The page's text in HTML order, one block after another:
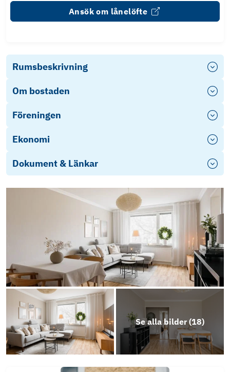
Ansök om lånelöfte
Rumsbeskrivning
Om bostaden
Föreningen
Ekonomi
Dokument & Länkar
Stadgar Vallsängen
Årsredovisning 2025
Se alla bilder (18)